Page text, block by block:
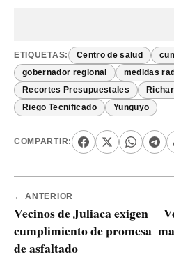
ETIQUETAS: Centro de salud
gobernador regional medidas
Recortes Presupuestales
Riego Tecnificado Yunguyo
COMPARTIR:
← ANTERIOR
Vecinos de Juliaca exigen
cumplimiento de promesa
de asfaltado